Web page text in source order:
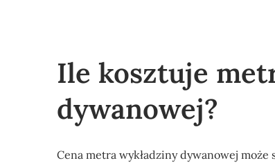
Ile kosztuje
dywanowej?
Cena metra wykładziny dywanowej